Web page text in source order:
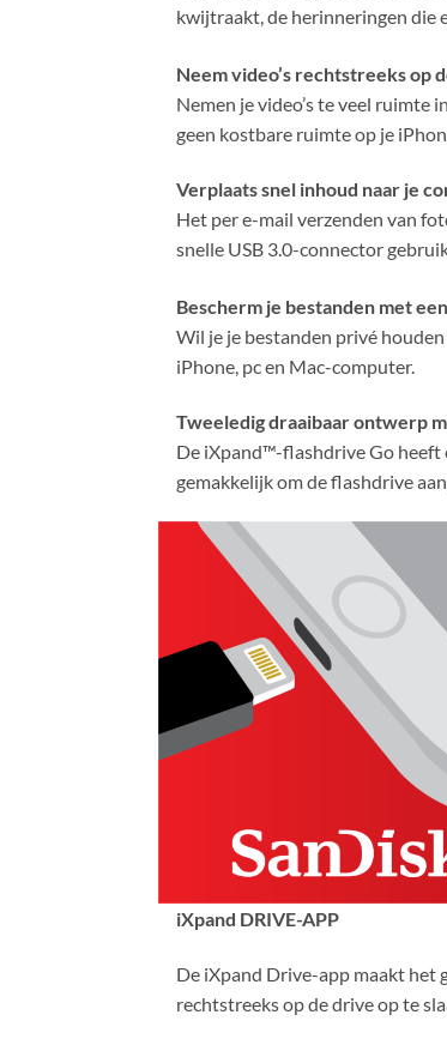
kwijtraakt, de herinneringen die
Neem video’s rechtstreeks op
Nemen je video’s te veel
geen kostbare ruimte op je
Verplaats snel inhoud naar je
Het per e-mail verzenden van
snelle USB 3.0-connector
Bescherm je bestanden met
Wil je je bestanden privé
iPhone, pc en Mac-computer.
Tweeledig draaibaar ontwerp
De iXpand™-flashdrive Go heeft
gemakkelijk om de flashdrive
iXpand DRIVE-APP
De iXpand Drive-app maakt het
rechtstreeks op de drive op te